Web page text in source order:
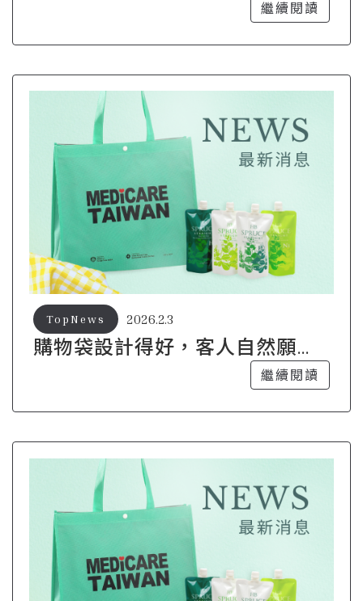
繼續閱讀
購物袋設計得好，客人自然願意
2026.2.3
TopNews
繼續閱讀